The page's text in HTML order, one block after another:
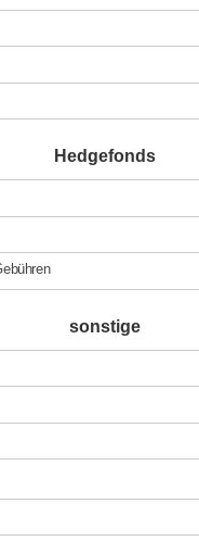
Hedgefonds
sonstige